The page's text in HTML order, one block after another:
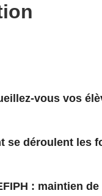
vous vos
se déroulent les
: maintien